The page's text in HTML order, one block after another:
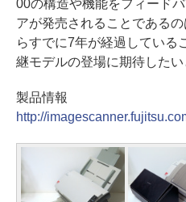
00の構造や機能をフィード
アが発売されることである
らすでに7年が経過している
継モデルの登場に期待したい
製品情報
http://